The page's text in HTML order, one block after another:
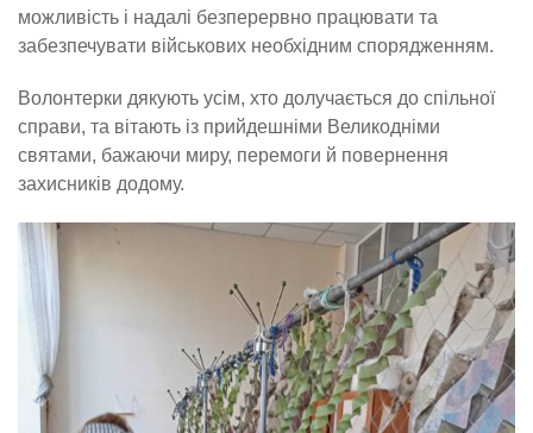
можливість і надалі безперервно працювати та
забезпечувати військових необхідним спорядженням.
Волонтерки дякують усім, хто долучається до спільної
справи, та вітають із прийдешніми Великодніми
святами, бажаючи миру, перемоги й повернення
захисників додому.